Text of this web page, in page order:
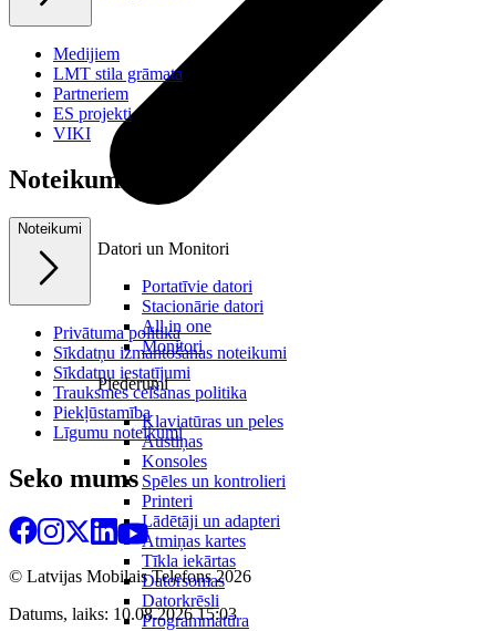
Datori un Monitori
Portatīvie datori
Stacionārie datori
All in one
Monitori
Piederumi
Klaviatūras un peles
Austiņas
Konsoles
Spēles un kontrolieri
Printeri
Lādētāji un adapteri
Atmiņas kartes
Tīkla iekārtas
Datorsomas
Datorkrēsli
Programmatūra
Medijiem
LMT stila grāmata
Partneriem
ES projekti
VIKI
Noteikumi
Noteikumi
Privātuma politika
Sīkdatņu izmantošanas noteikumi
Sīkdatņu iestatījumi
Trauksmes celšanas politika
Piekļūstamība
Līgumu noteikumi
Seko mums
© Latvijas Mobilais Telefons2026
Datums, laiks: 10.08.2026 15:03